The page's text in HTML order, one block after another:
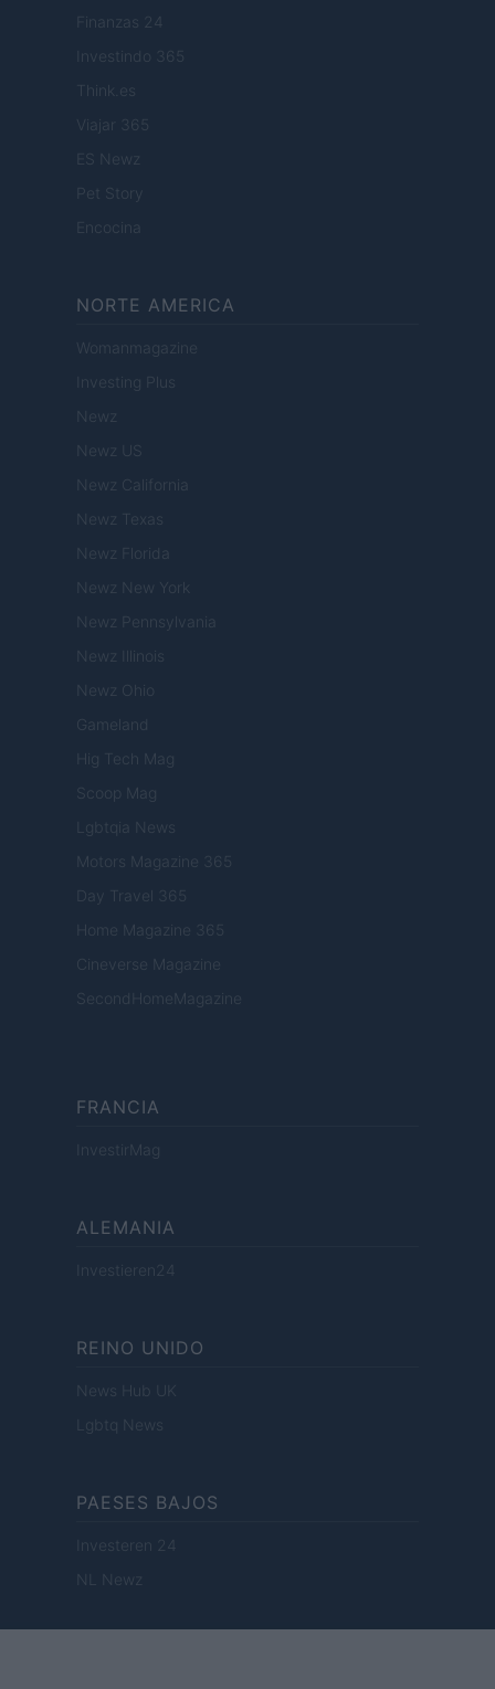
Finanzas 24
Investindo 365
Think.es
Viajar 365
ES Newz
Pet Story
Encocina
NORTE AMERICA
Womanmagazine
Investing Plus
Newz
Newz US
Newz California
Newz Texas
Newz Florida
Newz New York
Newz Pennsylvania
Newz Illinois
Newz Ohio
Gameland
Hig Tech Mag
Scoop Mag
Lgbtqia News
Motors Magazine 365
Day Travel 365
Home Magazine 365
Cineverse Magazine
SecondHomeMagazine
FRANCIA
InvestirMag
ALEMANIA
Investieren24
REINO UNIDO
News Hub UK
Lgbtq News
PAESES BAJOS
Investeren 24
NL Newz